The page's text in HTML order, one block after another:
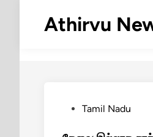
Athirvu
PostedTamil Nadu